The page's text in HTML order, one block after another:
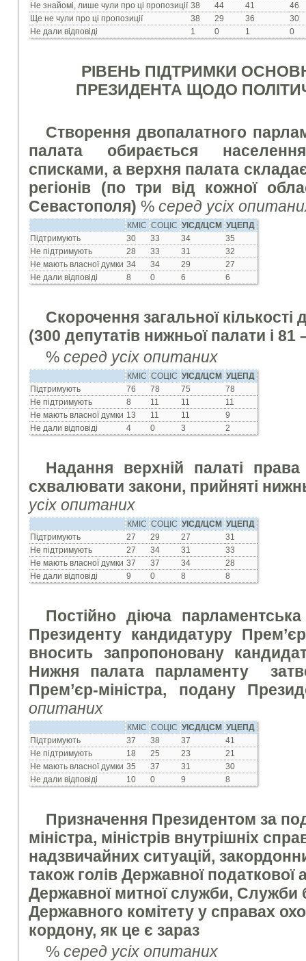
Не знайомі, лише чули про ці пропозиції 38 44 41
46
Ще не чули про ці пропозиції
38 29 36
30
Не дали відповіді
1 0 1 0
РІВЕНЬ ПІДТРИМКИ
ПРЕЗИДЕНТА ЩОДО
Створення двопалатного
палата обирається
списками, а верхня палата
регіонів (по три від кожної
Севастополя)%серед усіх
КМІС СОЦІС УІСД/ЦСМ
УЦЕПД
Підтримують
30 33 34
35
Не підтримують
28 33 31
32
Не мають власної думки 34 34 29
27
Не дали відповіді
8 0 6 6
Скорочення загальної кількості
(300 депутатів нижньої палати і 81
%серед усіх опитаних
КМІС СОЦІС УІСД/ЦСМ
УЦЕПД
Підтримують
76 78 75
78
Не підтримують
8 11 11
11
Не мають власної думки 13 11 11
9
Не дали відповіді
4 0 3 2
Надання верхній палаті
схвалювати закони, прийняті
усіх опитаних
КМІС СОЦІС УІСД/ЦСМ
УЦЕПД
Підтримують
27 29 27
31
Не підтримують
27 34 31
33
Не мають власної думки 37 37 34
28
Не дали відповіді
9 0 8 8
Постійно діюча
Президенту кандидатуру
вносить запропоновану
Нижня палата парламенту
Прем’єр-міністра, подану
опитаних
КМІС СОЦІС УІСД/ЦСМ
УЦЕПД
Підтримують
37 38 37
41
Не підтримують
18 25 23
21
Не мають власної думки 35 37 31
30
Не дали відповіді
10 0 9 8
Призначення Президентом за
міністра, міністрів внутрішніх
надзвичайних ситуацій,
також голів Державної податкової
Державної митної служби, Служби
Державного комітету у справах
кордону, як це є зараз
%серед усіх опитаних